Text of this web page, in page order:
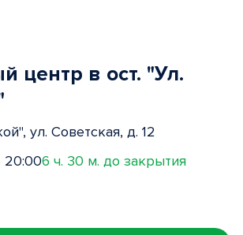
центр в ост. "Ул.
ул. Советская, д. 12
20:006 ч. 30 м. до закрытия